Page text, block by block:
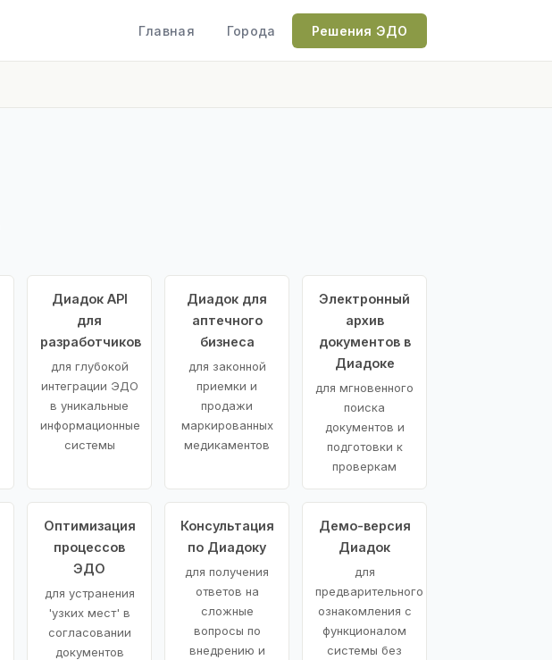
Главная Города Решения ЭДО
Диадок API
для
разработчиков
для глубокой
интеграции ЭДО
в уникальные
информационные
системы
Диадок для
аптечного
бизнеса
для законной
приемки и
продажи
маркированных
медикаментов
Электронный
архив
документов в
Диадоке
для мгновенного
поиска
документов и
подготовки к
проверкам
Оптимизация
процессов
ЭДО
для устранения
'узких мест' в
согласовании
документов
Консультация
по Диадоку
для получения
ответов на
сложные
вопросы по
внедрению и
Демо-версия
Диадок
для
предварительного
ознакомления с
функционалом
системы без